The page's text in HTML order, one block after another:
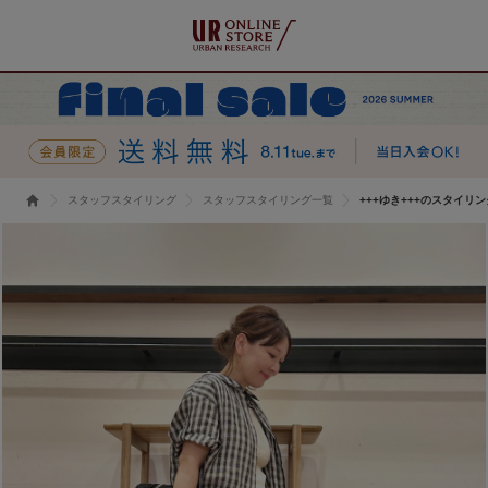
スタッフスタイリング スタッフスタイリング一覧 +++ゆき+++のスタイリン